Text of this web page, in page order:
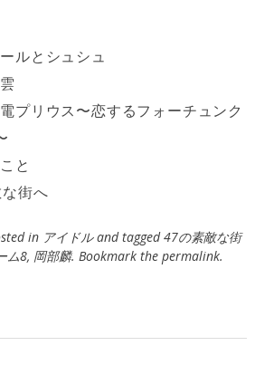
ルとシュシュ
プリウス〜恋するフォーチュンク
と
街へ
in アイドルand tagged47の素敵な街
ム8, 岡部麟. Bookmark the permalink.